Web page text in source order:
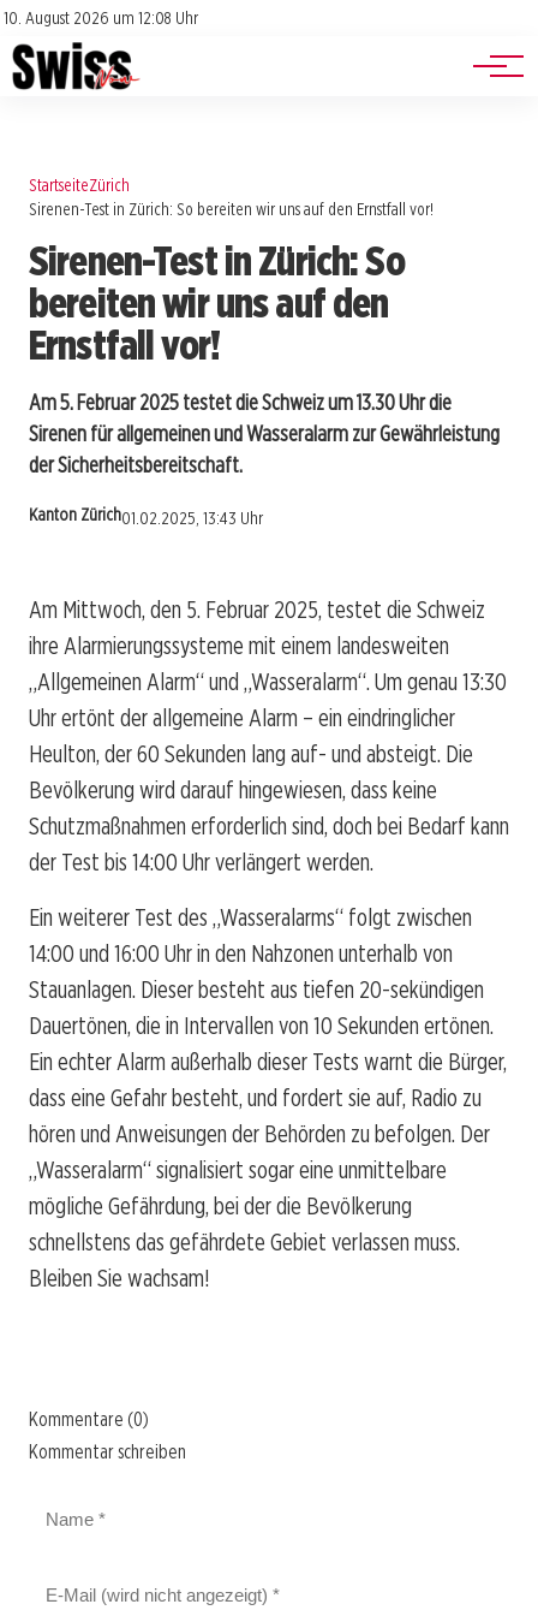
10. August 2026 um 12:08 Uhr
Impressum
Datenschutz
Jobs
Events
StartseiteZürich
Sirenen-Test in Zürich: So bereiten wir uns auf den Ernstfall vor!
Sirenen-Test in Zürich: So
bereiten wir uns auf den
Ernstfall vor!
Am 5. Februar 2025 testet die Schweiz um 13.30 Uhr die
Sirenen für allgemeinen und Wasseralarm zur Gewährleistung
der Sicherheitsbereitschaft.
Kanton Zürich01.02.2025, 13:43 Uhr
Am Mittwoch, den 5. Februar 2025, testet die Schweiz
ihre Alarmierungssysteme mit einem landesweiten
„Allgemeinen Alarm“ und „Wasseralarm“. Um genau 13:30
Uhr ertönt der allgemeine Alarm – ein eindringlicher
Heulton, der 60 Sekunden lang auf- und absteigt. Die
Bevölkerung wird darauf hingewiesen, dass keine
Schutzmaßnahmen erforderlich sind, doch bei Bedarf kann
der Test bis 14:00 Uhr verlängert werden.
Ein weiterer Test des „Wasseralarms“ folgt zwischen
14:00 und 16:00 Uhr in den Nahzonen unterhalb von
Stauanlagen. Dieser besteht aus tiefen 20-sekündigen
Dauertönen, die in Intervallen von 10 Sekunden ertönen.
Ein echter Alarm außerhalb dieser Tests warnt die Bürger,
dass eine Gefahr besteht, und fordert sie auf, Radio zu
hören und Anweisungen der Behörden zu befolgen. Der
„Wasseralarm“ signalisiert sogar eine unmittelbare
mögliche Gefährdung, bei der die Bevölkerung
schnellstens das gefährdete Gebiet verlassen muss.
Bleiben Sie wachsam!
Kommentare (0)
Kommentar schreiben